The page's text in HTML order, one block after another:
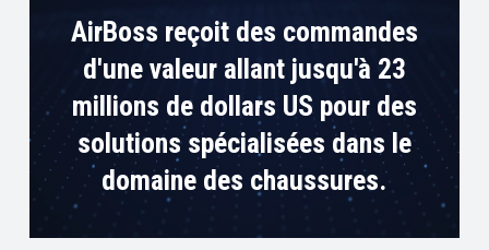
AirBoss reçoit des commandes
d'une valeur allant jusqu'à 23
millions de dollars US pour des
solutions spécialisées dans le
domaine des chaussures.